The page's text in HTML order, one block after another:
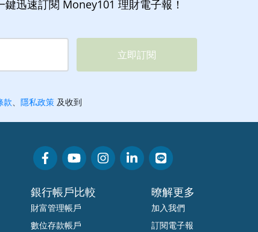
迅速訂閱 Money101 理財電子報！
銀行帳戶比較
財富管理帳戶
數位存款帳戶
暸解更多
加入我們
訂閱電子報